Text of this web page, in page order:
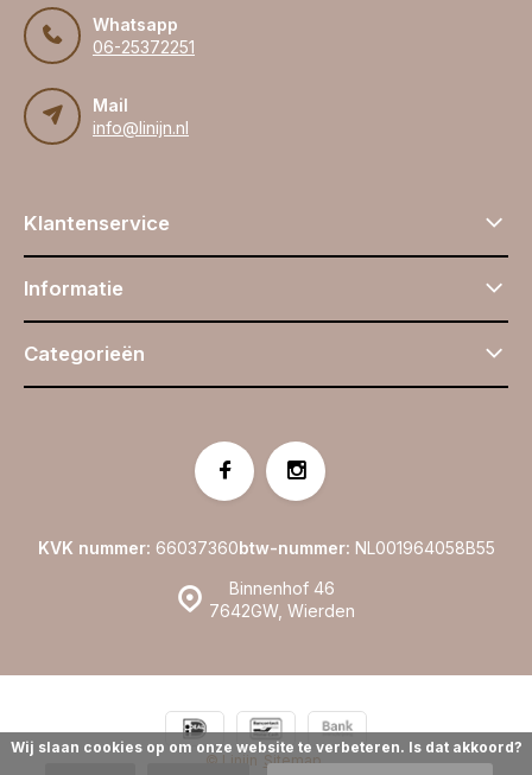
Whatsapp
06-25372251
Mail
info@linijn.nl
Klantenservice
Informatie
Categorieën
Binnenhof 46
7642GW, Wierden
KVK nummer: 66037360btw-nummer: NL001964058B55
© Linijn Sitemap
Wij slaan cookies op om onze website te verbeteren. Is dat akkoord?